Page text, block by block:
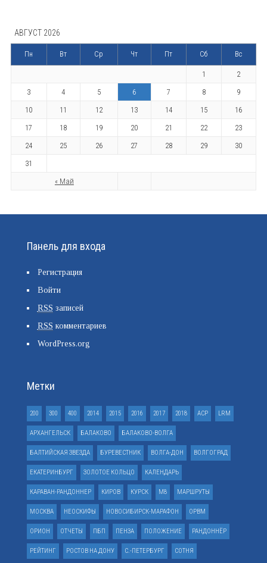
АВГУСТ 2026
Пн Вт Ср Чт Пт Сб Вс
« Май
1
2
3
4 5 6 7 8
9
10
11 12 13 14 15
16
17
18 19 20 21 22
23
24
25 26 27 28 29
30
31
Панель для входа
Регистрация
Войти
RSS записей
RSS комментариев
WordPress.org
Метки
200 300 400 2014 2015 2016 2017 2018 ACP LRM
АРХАНГЕЛЬСК БАЛАКОВО БАЛАКОВО-ВОЛГА
БАЛТИЙСКАЯ ЗВЕЗДА БУРЕВЕСТНИК ВОЛГА-ДОН ВОЛГОГРАД
ЕКАТЕРИНБУРГ ЗОЛОТОЕ КОЛЬЦО КАЛЕНДАРЬ
КАРАВАН-РАНДОННЕР КИРОВ КУРСК М8 МАРШРУТЫ
МОСКВА НЕОСКИФЫ НОВОСИБИРСК-МАРАФОН ОРВМ
ОРИОН ОТЧЕТЫ ПБП ПЕНЗА ПОЛОЖЕНИЕ РАНДОННЁР
РЕЙТИНГ РОСТОВ НА ДОНУ С.-ПЕТЕРБУРГ СОТНЯ